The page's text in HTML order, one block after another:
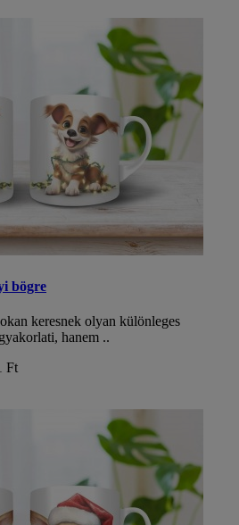
bögre
keresnek olyan különleges
hanem ..
Ft